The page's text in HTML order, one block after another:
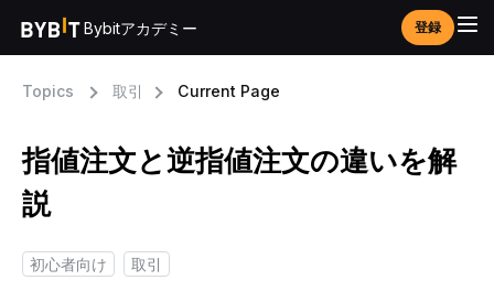
Bybitアカデミー 登録
Topics 取引 Current Page
指値注文と逆指値注文の違いを解
説
初心者向け
取引